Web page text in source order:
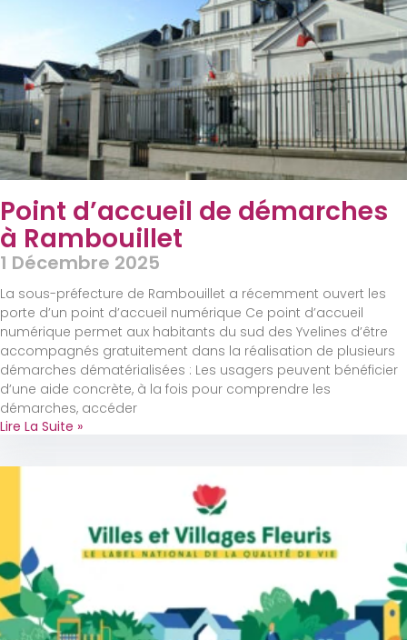
Point d’accueil de démarches
à Rambouillet
1 Décembre 2025
La sous-préfecture de Rambouillet a récemment ouvert les
porte d’un point d’accueil numérique Ce point d’accueil
numérique permet aux habitants du sud des Yvelines d’être
accompagnés gratuitement dans la réalisation de plusieurs
démarches dématérialisées : Les usagers peuvent bénéficier
d’une aide concrète, à la fois pour comprendre les
démarches, accéder
Lire La Suite »